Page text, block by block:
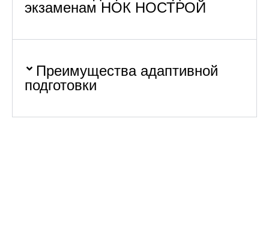
экзаменам НОК НОСТРОЙ
Преимущества адаптивной
подготовки